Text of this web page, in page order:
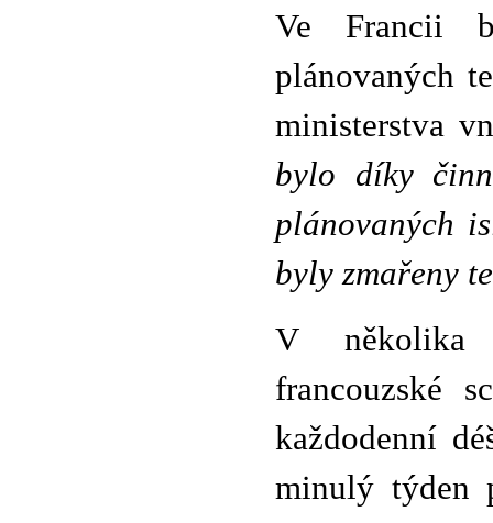
Ve Francii
plánovaných
ministerstva
bylo díky
plánovaných
byly zmařeny
V několika
francouzské
každodenní
minulý týden